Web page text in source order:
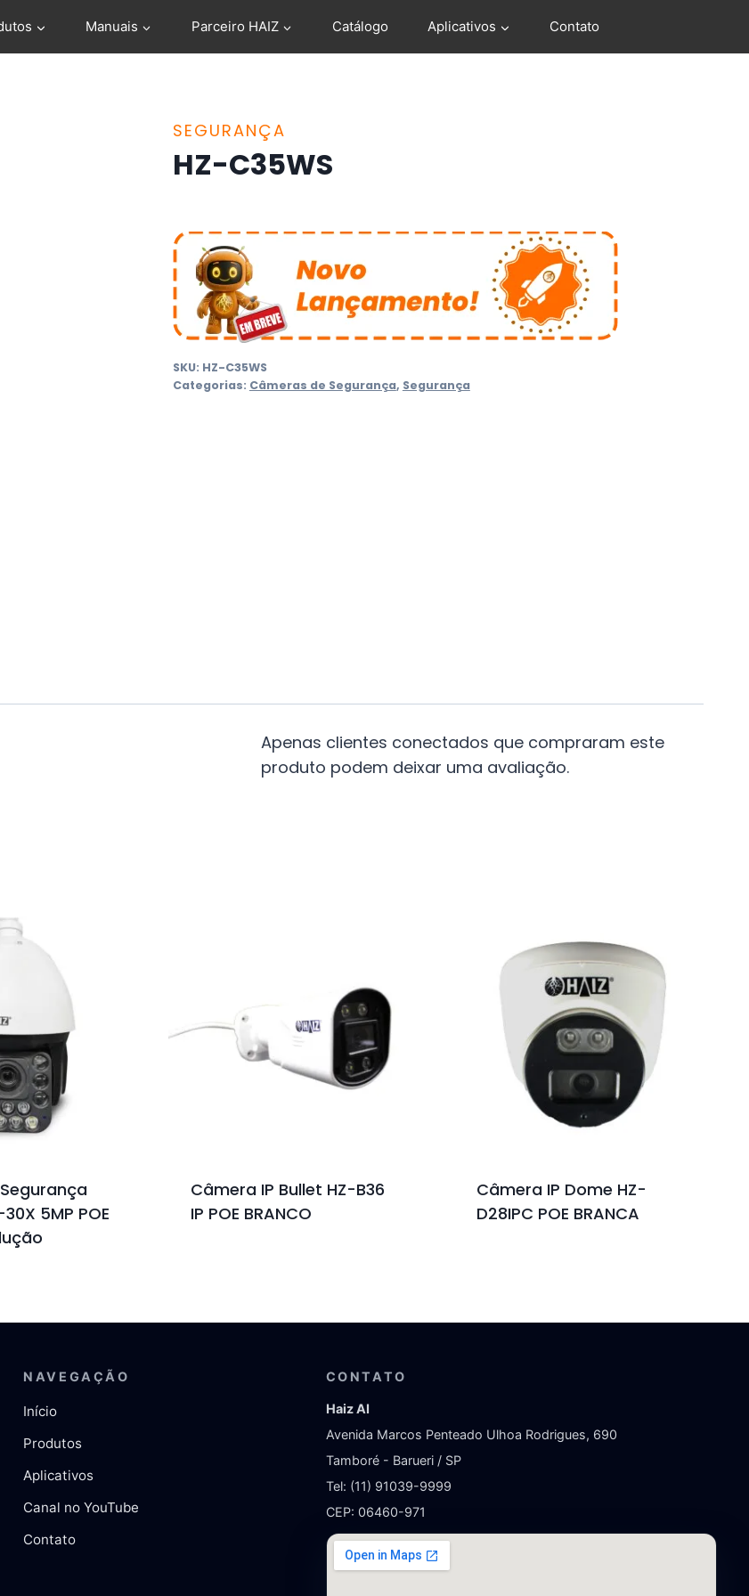
Manuais Parceiro HAIZ Catálogo Aplicativos Contato
SEGURANÇA
HZ-C35WS
SKU: HZ-C35WS
Categorias: Câmeras de Segurança, Segurança
Apenas clientes conectados que compraram este
produto podem deixar uma avaliação.
5MP POE
Câmera IP Bullet HZ-B36
IP POE BRANCO
Câmera IP Dome HZ-
D28IPC POE BRANCA
NAVEGAÇÃO
Início
Produtos
Aplicativos
Canal no YouTube
Contato
CONTATO
Haiz AI
Avenida Marcos Penteado Ulhoa Rodrigues, 690
Tamboré - Barueri / SP
Tel: (11) 91039-9999
CEP: 06460-971